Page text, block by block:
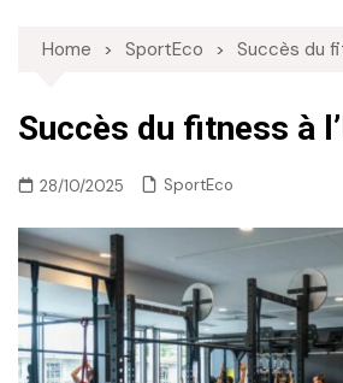
Home SportEco Succès du
Succès du fitness à
28/10/2025 SportEco